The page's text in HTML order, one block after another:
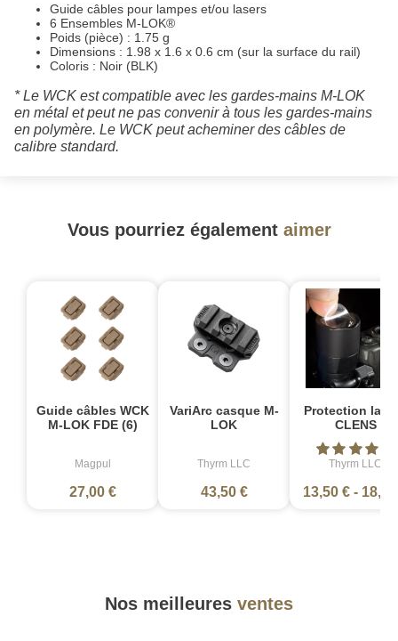
Guide câbles pour lampes et/ou lasers
6 Ensembles M-LOK®
Poids (pièce) : 1.75 g
Dimensions : 1.98 x 1.6 x 0.6 cm (sur la surface du rail)
Coloris : Noir (BLK)
* Le WCK est compatible avec les gardes-mains M-LOK
en métal et peut ne pas convenir à tous les gardes-mains
en polymère. Le WCK peut acheminer des câbles de
calibre standard.
Vous pourriez également aimer
Guide câbles WCK
M-LOK FDE (6)
Magpul
27,00 €
VariArc casque M-
LOK
Thyrm LLC
43,50 €
Protection
CLENS
Thyrm LLC
13,50 €-
Nos meilleures ventes